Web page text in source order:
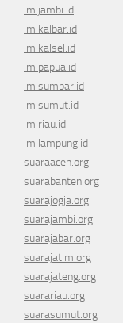
imijambi.id
imikalbar.id
imikalsel.id
imipapua.id
imisumbar.id
imisumut.id
imiriau.id
imilampung.id
suaraaceh.org
suarabanten.org
suarajogja.org
suarajambi.org
suarajabar.org
suarajatim.org
suarajateng.org
suarariau.org
suarasumut.org